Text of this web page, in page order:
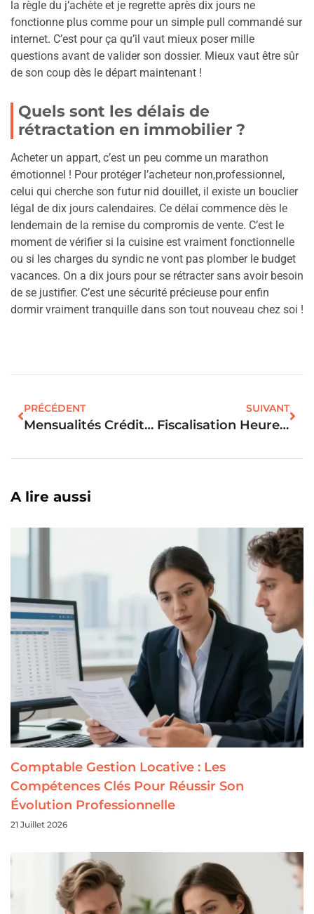
la règle du j’achète et je regrette après dix jours ne
fonctionne plus comme pour un simple pull commandé sur
internet. C’est pour ça qu’il vaut mieux poser mille
questions avant de valider son dossier. Mieux vaut être sûr
de son coup dès le départ maintenant !
Quels sont les délais de
rétractation en immobilier ?
Acheter un appart, c’est un peu comme un marathon
émotionnel ! Pour protéger l’acheteur non,professionnel,
celui qui cherche son futur nid douillet, il existe un bouclier
légal de dix jours calendaires. Ce délai commence dès le
lendemain de la remise du compromis de vente. C’est le
moment de vérifier si la cuisine est vraiment fonctionnelle
ou si les charges du syndic ne vont pas plomber le budget
vacances. On a dix jours pour se rétracter sans avoir besoin
de se justifier. C’est une sécurité précieuse pour enfin
dormir vraiment tranquille dans son tout nouveau chez soi !
PRÉCÉDENT
Mensualités Crédit 150 000 Euros : Le Salaire Nécessaire Pour Votre Projet ?
SUIVANT
Fiscalisation Heure Supplémentaire : Les Avantages Du Plafond Pour Votre Achat Immobilier
A lire aussi
Comptable Gestion Locative : Les
Compétences Clés Pour Réussir Son
Évolution Professionnelle
21 Juillet 2026